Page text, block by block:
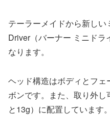
テーラーメイドから新し
Driver（バーナー ミニド
なります。
ヘッド構造はボディとフ
ボンです。また、取り外
と13g）に配置しています